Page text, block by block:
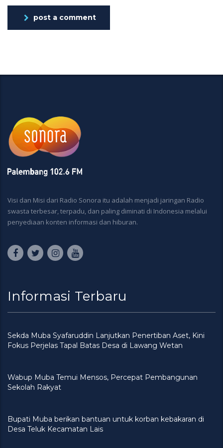
post a comment
Visi dan Misi dari Radio Sonora itu adalah menjadi jaringan Radio
swasta terbesar, terpadu, dan paling diminati di Indonesia melalui
penyediaan konten informasi dan hiburan.
Informasi Terbaru
Sekda Muba Syafaruddin Lanjutkan Penertiban Aset, Kini
Fokus Perjelas Tapal Batas Desa di Lawang Wetan
Wabup Muba Temui Mensos, Percepat Pembangunan
Sekolah Rakyat
Bupati Muba berikan bantuan untuk korban kebakaran di
Desa Teluk Kecamatan Lais